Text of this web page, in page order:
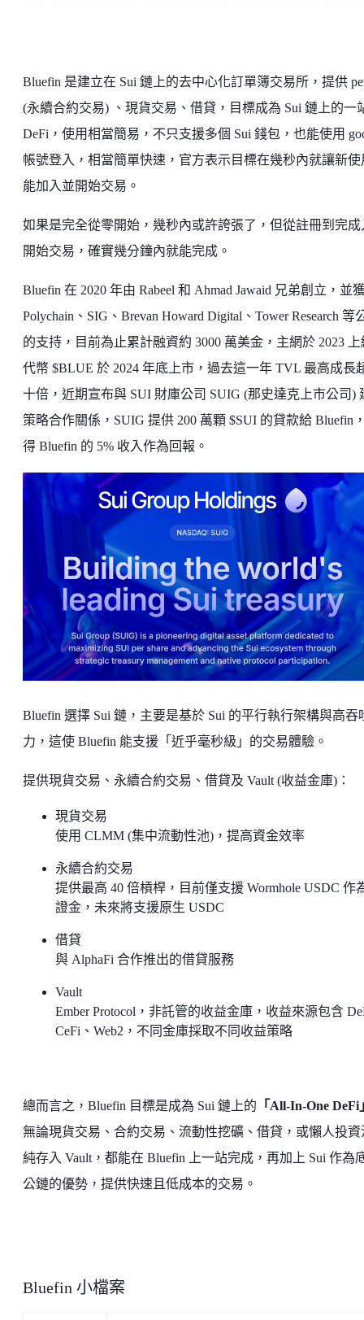
Bluefin 是建立在 Sui 鏈上的去中心化訂單簿交易所，提供
(永續合約交易) 、現貨交易、借貸，目標成為 Sui 鏈上的一
DeFi，使用相當簡易，不只支援多個 Sui 錢包，也能使用
帳號登入，相當簡單快速，官方表示目標在幾秒內就讓新使
能加入並開始交易。
如果是完全從零開始，幾秒內或許誇張了，但從註冊到完成
開始交易，確實幾分鐘內就能完成。
Bluefin 在 2020 年由 Rabeel 和 Ahmad Jawaid 兄弟創立，並
Polychain、SIG、Brevan Howard Digital、Tower Research 等
的支持，目前為止累計融資約 3000 萬美金，主網於 2023 上
代幣 $BLUE 於 2024 年底上市，過去這一年 TVL 最高成長
十倍，近期宣布與 SUI 財庫公司 SUIG (那史達克上市公司)
策略合作關係，SUIG 提供 200 萬顆 $SUI 的貸款給 Bluefin
得 Bluefin 的 5% 收入作為回報。
Bluefin 選擇 Sui 鏈，主要是基於 Sui 的平行執行架構與高吞
力，這使 Bluefin 能支援「近乎毫秒級」的交易體驗。
提供現貨交易、永續合約交易、借貸及 Vault (收益金庫)：
現貨交易
使用 CLMM (集中流動性池)，提高資金效率
永續合約交易
提供最高 40 倍槓桿，目前僅支援 Wormhole USDC 作
證金，未來將支援原生 USDC
借貸
與 AlphaFi 合作推出的借貸服務
Vault
Ember Protocol，非託管的收益金庫，收益來源包含
CeFi、Web2，不同金庫採取不同收益策略
總而言之，Bluefin 目標是成為 Sui 鏈上的 「All-In-One DeFi
無論現貨交易、合約交易、流動性挖礦、借貸，或懶人投資
純存入 Vault，都能在 Bluefin 上一站完成，再加上 Sui 作為
公鏈的優勢，提供快速且低成本的交易。
Bluefin 小檔案